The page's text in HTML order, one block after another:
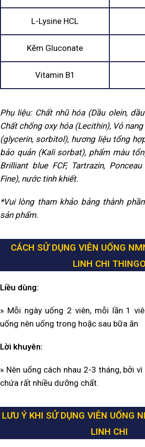
L-Lysine HCL
Kẽm Gluconate
Vitamin B1
Phụ liệu: Chất nhũ hóa (Dầu olein,
Chất chống oxy hóa (Lecithin), Vỏ
(glycerin, sorbitol), hương liệu tổng
bảo quản (Kali sorbat), phẩm màu
Brilliant blue FCF, Tartrazin,
Fine), nước tinh khiết.
*Vui lòng tham khảo bảng thành
sản phẩm.
CÁCH SỬ DỤNG VIÊN UỐNG
LINH CHI THINGO
Liều dùng:
» Mỗi ngày uống 2 viên, mỗi lần 1
uống nên uống trong hoặc sau bữa ăn
Lời khuyên:
» Nên uống cách nhau 2-3 tháng, bởi
chứa rất nhiều dưỡng chất.
LƯU Ý KHI SỬ DỤNG VIÊN UỐNG
LINH CHI